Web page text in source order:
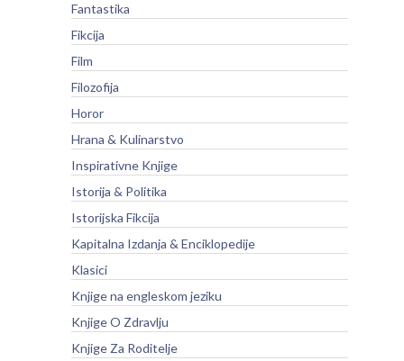
Fantastika
Fikcija
Film
Filozofija
Horor
Hrana & Kulinarstvo
Inspirativne Knjige
Istorija & Politika
Istorijska Fikcija
Kapitalna Izdanja & Enciklopedije
Klasici
Knjige na engleskom jeziku
Knjige O Zdravlju
Knjige Za Roditelje